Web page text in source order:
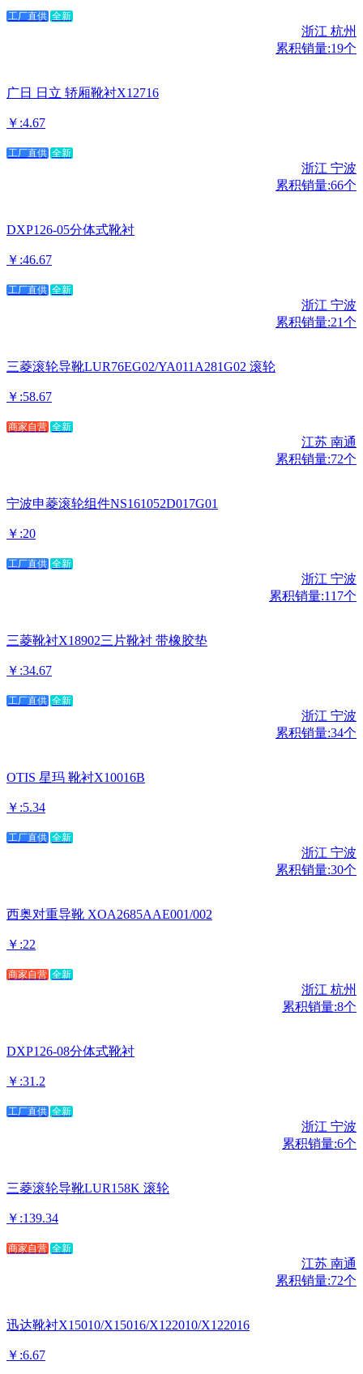
工厂直供 全新
浙江 杭州
累积销量:19个
广日 日立 轿厢靴衬X12716
￥:4.67
工厂直供 全新
浙江 宁波
累积销量:66个
DXP126-05分体式靴衬
￥:46.67
工厂直供 全新
浙江 宁波
累积销量:21个
三菱滚轮导靴LUR76EG02/YA011A281G02 滚轮
￥:58.67
商家自营 全新
江苏 南通
累积销量:72个
宁波申菱滚轮组件NS161052D017G01
￥:20
工厂直供 全新
浙江 宁波
累积销量:117个
三菱靴衬X18902三片靴衬 带橡胶垫
￥:34.67
工厂直供 全新
浙江 宁波
累积销量:34个
OTIS 星玛 靴衬X10016B
￥:5.34
工厂直供 全新
浙江 宁波
累积销量:30个
西奥对重导靴 XOA2685AAE001/002
￥:22
商家自营 全新
浙江 杭州
累积销量:8个
DXP126-08分体式靴衬
￥:31.2
工厂直供 全新
浙江 宁波
累积销量:6个
三菱滚轮导靴LUR158K 滚轮
￥:139.34
商家自营 全新
江苏 南通
累积销量:72个
迅达靴衬X15010/X15016/X122010/X122016
￥:6.67